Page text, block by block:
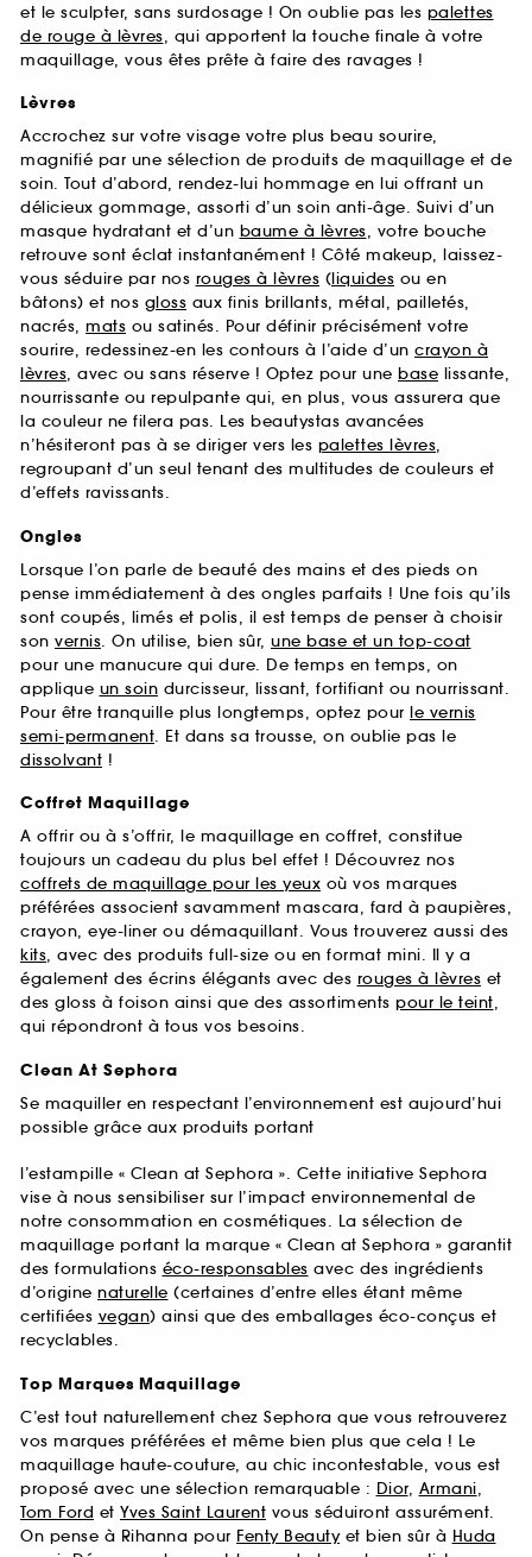
et le sculpter, sans surdosage ! On oublie pas les palettes
de rouge à lèvres, qui apportent la touche finale à votre
maquillage, vous êtes prête à faire des ravages !
Lèvres
Accrochez sur votre visage votre plus beau sourire,
magnifié par une sélection de produits de maquillage et de
soin. Tout d’abord, rendez-lui hommage en lui offrant un
délicieux gommage, assorti d’un soin anti-âge. Suivi d’un
masque hydratant et d’un baume à lèvres, votre bouche
retrouve sont éclat instantanément ! Côté makeup, laissez-
vous séduire par nos rouges à lèvres (liquides ou en
bâtons) et nos gloss aux finis brillants, métal, pailletés,
nacrés, mats ou satinés. Pour définir précisément votre
sourire, redessinez-en les contours à l’aide d’un crayon à
lèvres, avec ou sans réserve ! Optez pour une base lissante,
nourrissante ou repulpante qui, en plus, vous assurera que
la couleur ne filera pas. Les beautystas avancées
n’hésiteront pas à se diriger vers les palettes lèvres,
regroupant d’un seul tenant des multitudes de couleurs et
d’effets ravissants.
Ongles
Lorsque l’on parle de beauté des mains et des pieds on
pense immédiatement à des ongles parfaits ! Une fois qu’ils
sont coupés, limés et polis, il est temps de penser à choisir
son vernis. On utilise, bien sûr, une base et un top-coat
pour une manucure qui dure. De temps en temps, on
applique un soin durcisseur, lissant, fortifiant ou nourrissant.
Pour être tranquille plus longtemps, optez pour le vernis
semi-permanent. Et dans sa trousse, on oublie pas le
dissolvant !
Coffret Maquillage
A offrir ou à s’offrir, le maquillage en coffret, constitue
toujours un cadeau du plus bel effet ! Découvrez nos
coffrets de maquillage pour les yeux où vos marques
préférées associent savamment mascara, fard à paupières,
crayon, eye-liner ou démaquillant. Vous trouverez aussi des
kits, avec des produits full-size ou en format mini. Il y a
également des écrins élégants avec des rouges à lèvres et
des gloss à foison ainsi que des assortiments pour le teint,
qui répondront à tous vos besoins.
Clean At Sephora
Se maquiller en respectant l’environnement est aujourd’hui
possible grâce aux produits portant
l’estampille « Clean at Sephora ». Cette initiative Sephora
vise à nous sensibiliser sur l’impact environnemental de
notre consommation en cosmétiques. La sélection de
maquillage portant la marque « Clean at Sephora » garantit
des formulations éco-responsables avec des ingrédients
d’origine naturelle (certaines d’entre elles étant même
certifiées vegan) ainsi que des emballages éco-conçus et
recyclables.
Top Marques Maquillage
C’est tout naturellement chez Sephora que vous retrouverez
vos marques préférées et même bien plus que cela ! Le
maquillage haute-couture, au chic incontestable, vous est
proposé avec une sélection remarquable : Dior, Armani,
Tom Ford et Yves Saint Laurent vous séduiront assurément.
On pense à Rihanna pour Fenty Beautyet bien sûr à Huda